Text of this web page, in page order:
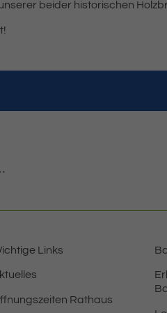
beider historischen
Links
Rathaus